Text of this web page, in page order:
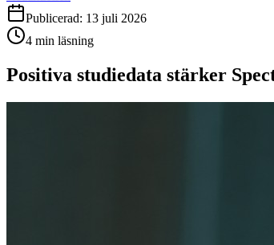
Publicerad: 13 juli 2026
4 min läsning
Positiva studiedata stärker